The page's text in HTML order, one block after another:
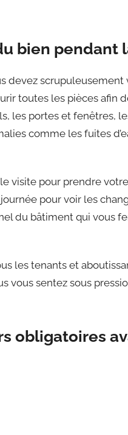
bien pendant
devez scrupuleusement
toutes les pièces afin
les portes et fenêtres,
comme les fuites
visite pour prendre
pour voir les
du bâtiment qui vous
les tenants et
vous sentez sous
obligatoires